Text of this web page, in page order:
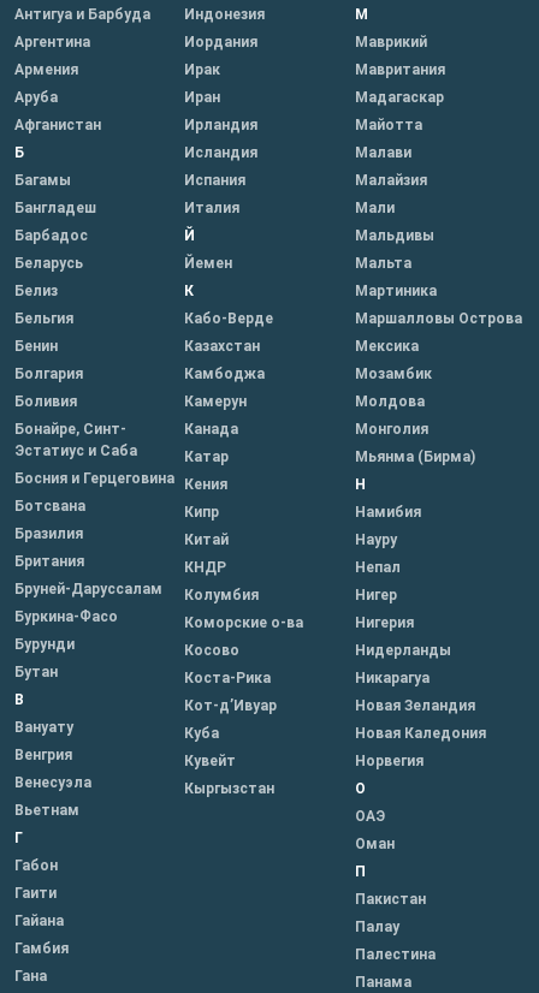
Антигуа и Барбуда
Аргентина
Армения
Аруба
Афганистан
Б
Багамы
Бангладеш
Барбадос
Беларусь
Белиз
Бельгия
Бенин
Болгария
Боливия
Бонайре, Синт-
Эстатиус и Саба
Босния и Герцеговина
Ботсвана
Бразилия
Британия
Бруней-Даруссалам
Буркина-Фасо
Бурунди
Бутан
В
Вануату
Венгрия
Венесуэла
Вьетнам
Г
Габон
Гаити
Гайана
Гамбия
Гана
Индонезия
Иордания
Ирак
Иран
Ирландия
Исландия
Испания
Италия
Й
Йемен
К
Кабо-Верде
Казахстан
Камбоджа
Камерун
Канада
Катар
Кения
Кипр
Китай
КНДР
Колумбия
Коморские о-ва
Косово
Коста-Рика
Кот-д’Ивуар
Куба
Кувейт
Кыргызстан
М
Маврикий
Мавритания
Мадагаскар
Майотта
Малави
Малайзия
Мали
Мальдивы
Мальта
Мартиника
Маршалловы Острова
Мексика
Мозамбик
Молдова
Монголия
Мьянма (Бирма)
Н
Намибия
Науру
Непал
Нигер
Нигерия
Нидерланды
Никарагуа
Новая Зеландия
Новая Каледония
Норвегия
О
ОАЭ
Оман
П
Пакистан
Палау
Палестина
Панама